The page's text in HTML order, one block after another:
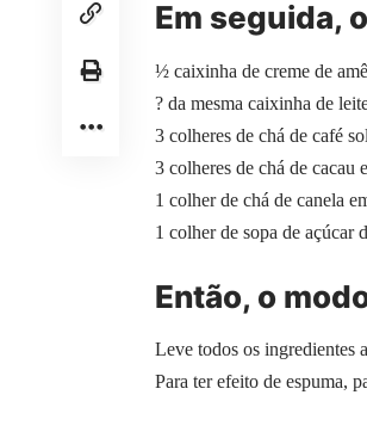
Em seguida,
½ caixinha de creme de
? da mesma caixinha de
3 colheres de chá de café
3 colheres de chá de cacau
1 colher de chá de canela
1 colher de sopa de açúcar
Então, o
Leve todos os ingredientes
Para ter efeito de espuma,